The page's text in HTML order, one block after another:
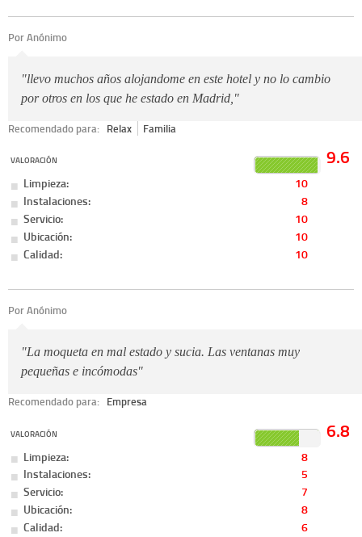
Por Anónimo
"llevo muchos años alojandome en este hotel y no lo cambio
por otros en los que he estado en Madrid,"
Recomendado para: Relax Familia
VALORACIÓN 9.6
Limpieza:
10
Instalaciones:
8
Servicio:
10
Ubicación:
10
Calidad:
10
Por Anónimo
"La moqueta en mal estado y sucia. Las ventanas muy
pequeñas e incómodas"
Recomendado para: Empresa
VALORACIÓN 6.8
Limpieza:
8
Instalaciones:
5
Servicio:
7
Ubicación:
8
Calidad:
6